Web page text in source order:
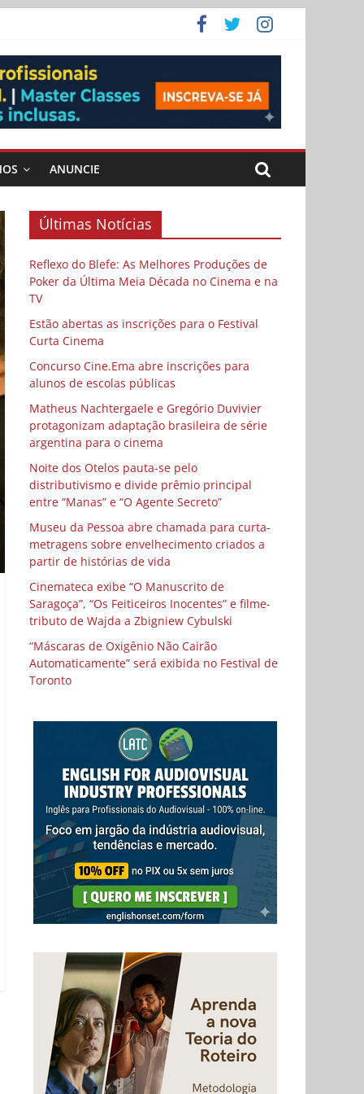
ANUNCIE
Últimas Notícias
Reflexo do Blefe: As Melhores Produções de
Poker da Última Meia Década no Cinema e na
TV
Estão abertas as inscrições para o Festival
Curta Cinema
Concurso Cine.Ema abre inscrições para
alunos de escolas públicas
Matheus Nachtergaele e Gregório Duvivier
protagonizam adaptação brasileira de série
argentina para o cinema
Noite dos Otelos pauta-se pelo
distributivismo e divide prêmio principal
entre “Manas” e “O Agente Secreto”
Museu da Pessoa abre chamada para curta-
metragens sobre envelhecimento criados a
partir de histórias de vida
Cinemateca exibe “O Manuscrito de
Saragoça”, “Os Feiticeiros Inocentes” e filme-
tributo de Wajda a Zbigniew Cybulski
“Máscaras de Oxigênio Não Cairão
Automaticamente” será exibida no Festival de
Toronto